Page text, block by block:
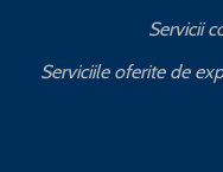
Servicii
Serviciile oferite de